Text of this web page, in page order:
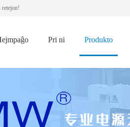
Pri ni Produkto